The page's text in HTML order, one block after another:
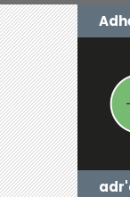
Aller
au
contenu
principal